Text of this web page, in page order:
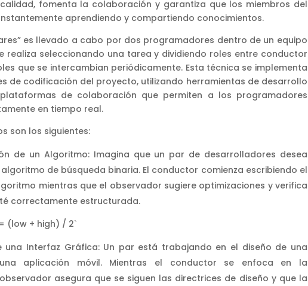
fomenta la colaboración y garantiza que los miembros del
aprendiendo y compartiendo conocimientos.
es llevado a cabo por dos programadores dentro de un equipo
realiza seleccionando una tarea y dividiendo roles entre conductor
que se intercambian periódicamente. Esta técnica se implementa
de codificación del proyecto, utilizando herramientas de desarrollo
de colaboración que permiten a los programadores
en tiempo real.
son los siguientes:
de un Algoritmo: Imagina que un par de desarrolladores desea
de búsqueda binaria. El conductor comienza escribiendo el
mientras que el observador sugiere optimizaciones y verifica
correctamente estructurada.
(low + high) / 2`
una Interfaz Gráfica: Un par está trabajando en el diseño de una
aplicación móvil. Mientras el conductor se enfoca en la
asegura que se siguen las directrices de diseño y que la